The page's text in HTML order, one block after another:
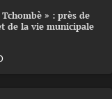
» : près de
de la vie municipale